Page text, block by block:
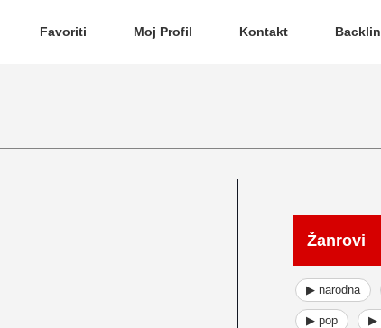
Favoriti Moj Profil Kontakt
Žanrovi
▶ narodna
▶ pop ▶